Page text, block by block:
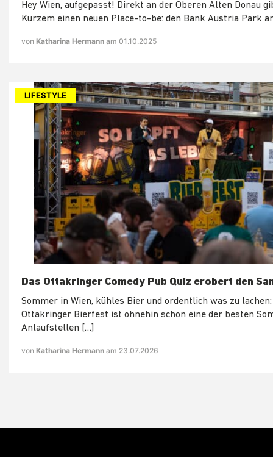
Hey Wien, aufgepasst! Direkt an der Oberen Alten Donau
Kurzem einen neuen Place-to-be: den Bank Austria Park
von Katharina Hermann am 01.10.2025
LIFESTYLE
Das Ottakringer Comedy Pub Quiz erobert den
Sommer in Wien, kühles Bier und ordentlich was zu lachen:
Ottakringer Bierfest ist ohnehin schon eine der besten
Anlaufstellen […]
von Katharina Hermann am 23.07.2026